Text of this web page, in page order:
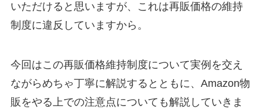
いただけると思いますが、これは再販価格の維持
制度に違反していますから。
今回はこの再販価格維持制度について実例を交え
ながらめちゃ丁寧に解説するとともに、Amazon物
販をやる上での注意点についても解説していきま